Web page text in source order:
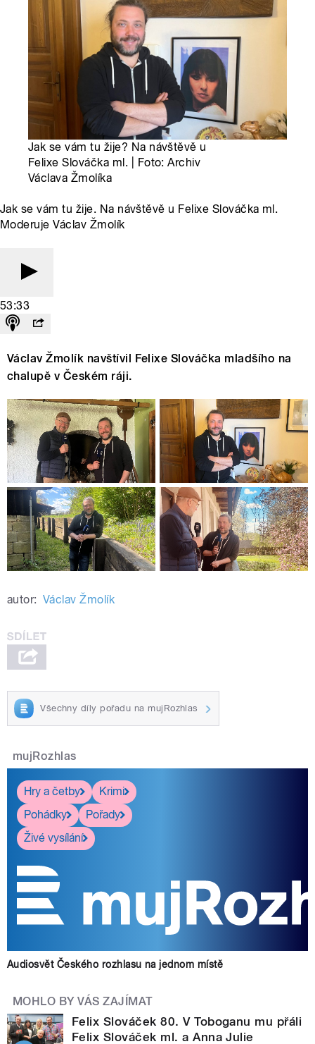
Jak se vám tu žije? Na návštěvě u
Felixe Slováčka ml. | Foto: Archiv
Václava Žmolíka
Jak se vám tu žije. Na návštěvě u Felixe Slováčka ml.
Moderuje Václav Žmolík
53:33
Václav Žmolík navštívil Felixe Slováčka mladšího na
chalupě v Českém ráji.
autor: Václav Žmolík
Všechny díly pořadu na mujRozhlas
mujRozhlas
Hry a četby
Krimi
Pohádky
Pořady
Živé vysílání
Audiosvět Českého rozhlasu na jednom místě
MOHLO BY VÁS ZAJÍMAT
Felix Slováček 80. V Toboganu mu přáli
Felix Slováček ml. a Anna Julie